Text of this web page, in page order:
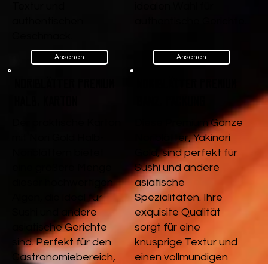
Ansehen Ansehen
dieser hochwertigen
Algen, die ideal für
Sushi und andere
asiatische Gerichte
sind. Perfekt für den
Gastronomiebereich,
Diese Premium Ganze
Noriblätter, Yakinori
Gold, sind perfekt für
Sushi und andere
asiatische
Spezialitäten. Ihre
exquisite Qualität
sorgt für eine
knusprige Textur und
einen vollmundigen